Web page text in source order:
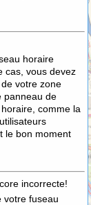
horaire
cas, vous devez
votre zone
panneau de
comme la
le bon moment
incorrecte!
votre fuseau